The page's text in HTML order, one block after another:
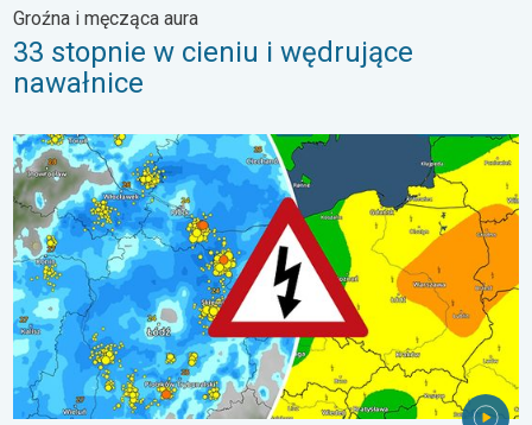
Groźna i męcząca aura
33 stopnie w cieniu i wędrujące
nawałnice
Gwałtowne burze na zwieńczenie upału. Ostrzeżenie